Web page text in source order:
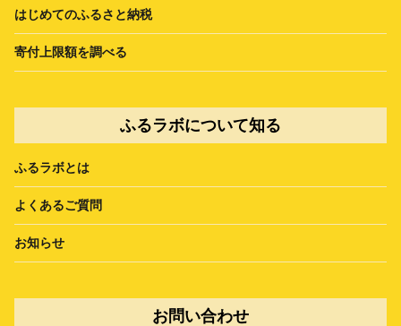
はじめてのふるさと納税
寄付上限額を調べる
ふるラボについて知る
ふるラボとは
よくあるご質問
お知らせ
お問い合わせ